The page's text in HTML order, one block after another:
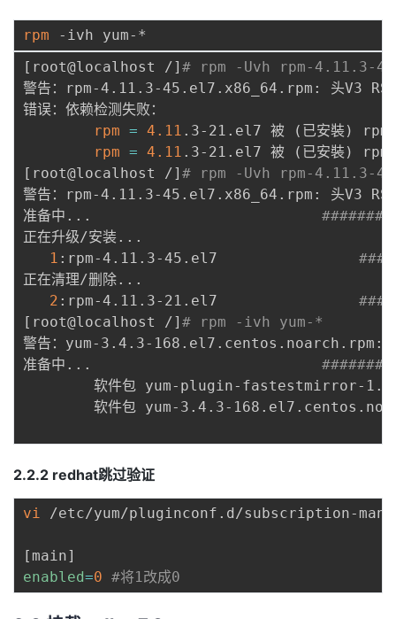
rpm
[ root@localhost /] # rpm -Uvh rpm-4.11.3-
警告：rpm-4.11.3-45.el7.x86_64.rpm: 头V3
错误：依赖检测失败：
rpm = 4.11 .3-21.el7 被 ( 已安裝)
rpm = 4.11 .3-21.el7 被 ( 已安裝)
[ root@localhost /] # rpm -Uvh rpm-4.11.3-
警告：rpm-4.11.3-45.el7.x86_64.rpm: 头V3
准备中 .. .
正在升级/安装.. .
1 :rpm-4.11.3-45.el7
正在清理/删除.. .
2 :rpm-4.11.3-21.el7
[ root@localhost /] # rpm -ivh yum-*
警告：yum-3.4.3-168.el7.centos.noarch.rpm:
准备中 .. .
软件包 yum-plugin-fastestmirror-
软件包 yum-3.4.3-
2.2.2 redhat跳过验证
vi /etc/yum/pluginconf.d/subscription-
[ main]
enabled=0 #将1改成0